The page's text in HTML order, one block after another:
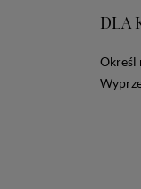
DLA
Określ